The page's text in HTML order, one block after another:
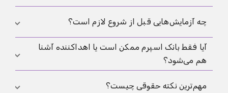
طولانی‌تر کنند.
همیشه نه، اما در بسیاری موارد انتقال یک جنین برای
چه آزمایش‌هایی قبل از شروع لازم است؟
سونوگرافی، هورمون‌ها، ذخیره تخمدان، عفونت‌ها و
بررسی داروها از موارد رایج‌اند. مقاله
آیا فقط بانک اسپرم ممکن است یا اهداکننده آشنا
هم می‌شود؟
هر دو ممکن است، اما بررسی پزشکی، مدارک و چارچوب
مهم‌ترین نکته حقوقی چیست؟